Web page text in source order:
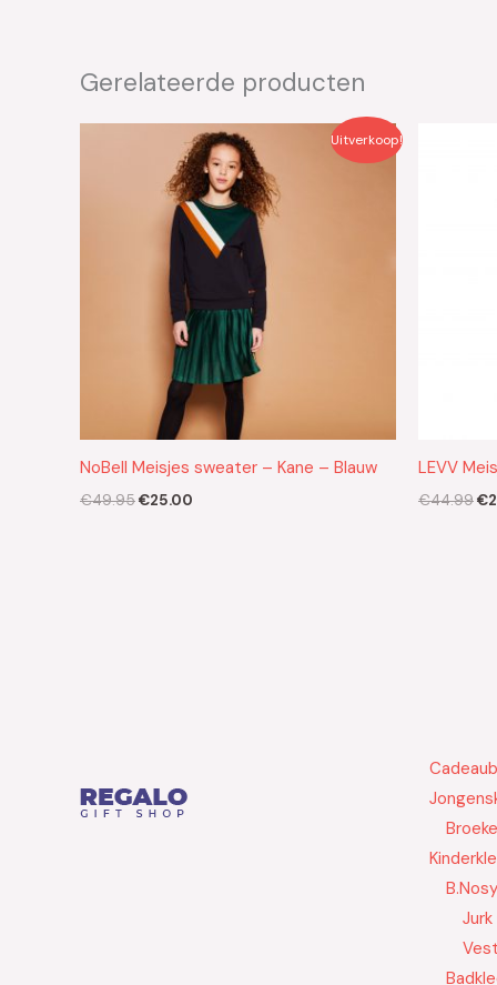
Gerelateerde producten
Uitverkoop!
NoBell Meisjes sweater – Kane – Blauw
€49.95
Oorspronkelijke
€49.95.
€25.00
Huidige
prijs
is:
€25.00.
LEVV
€44.99€
B.Nosy
Jurk
Vest